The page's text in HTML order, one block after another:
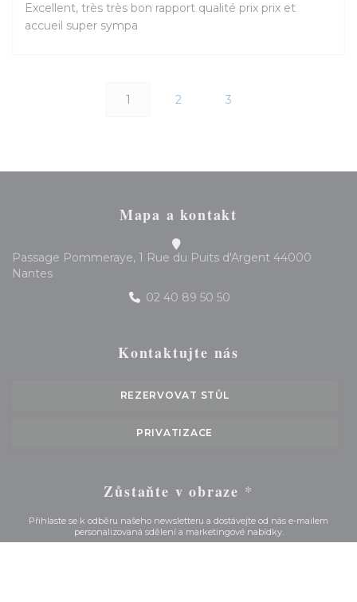
Excellent, très très bon rapport qualité prix prix et
accueil super sympa
1 2 3
Mapa a kontakt
Passage Pommeraye, 1 Rue du Puits d'Argent 44000
Nantes((otevře se v novém okně))
02 40 89 50 50
Kontaktujte nás
REZERVOVAT STŮL
PRIVATIZACE
Zůstaňte v obraze *
Přihlaste se k odběru našeho newsletteru a dostávejte od nás e-mailem
personalizovaná sdělení a marketingové nabídky.